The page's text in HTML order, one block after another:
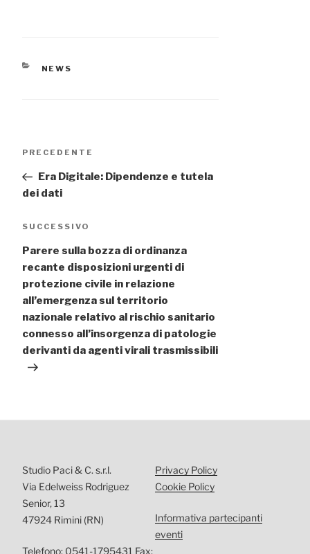
CATEGORIE
NEWS
Articolo
PRECEDENTE
Era Digitale: Dipendenze e tutela
dei dati
Articolo
SUCCESSIVO
Parere sulla bozza di ordinanza
recante disposizioni urgenti di
protezione civile in relazione
all’emergenza sul territorio
nazionale relativo al rischio sanitario
connesso all’insorgenza di patologie
derivanti da agenti virali trasmissibili
Studio Paci & C. s.r.l.
Via Edelweiss Rodriguez
Senior, 13
47924 Rimini (RN)
Telefono: 0541-1795431 Fax:
Privacy Policy
Cookie Policy
Informativa partecipanti
eventi